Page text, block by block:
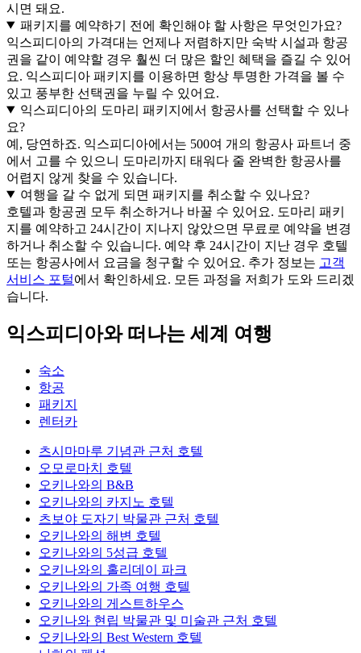
시면 돼요.
패키지를 예약하기 전에 확인해야 할 사항은 무엇인가요?
익스피디아의 가격대는 언제나 저렴하지만 숙박 시설과 항공
권을 같이 예약할 경우 훨씬 더 많은 할인 혜택을 즐길 수 있어
요. 익스피디아 패키지를 이용하면 항상 투명한 가격을 볼 수
있고 풍부한 선택권을 누릴 수 있어요.
익스피디아의 도마리 패키지에서 항공사를 선택할 수 있나
요?
예, 당연하죠. 익스피디아에서는 500여 개의 항공사 파트너 중
에서 고를 수 있으니 도마리까지 태워다 줄 완벽한 항공사를
어렵지 않게 찾을 수 있습니다.
여행을 갈 수 없게 되면 패키지를 취소할 수 있나요?
호텔과 항공권 모두 취소하거나 바꿀 수 있어요. 도마리 패키
지를 예약하고 24시간이 지나지 않았으면 무료로 예약을 변경
하거나 취소할 수 있습니다. 예약 후 24시간이 지난 경우 호텔
또는 항공사에서 요금을 청구할 수 있어요. 추가 정보는 고객
서비스 포털에서 확인하세요. 모든 과정을 저희가 도와 드리겠
습니다.
익스피디아와 떠나는 세계 여행
숙소
항공
패키지
렌터카
츠시마마루 기념관 근처 호텔
오모로마치 호텔
오키나와의 B&B
오키나와의 카지노 호텔
츠보야 도자기 박물관 근처 호텔
오키나와의 해변 호텔
오키나와의 5성급 호텔
오키나와의 홀리데이 파크
오키나와의 가족 여행 호텔
오키나와의 게스트하우스
오키나와 현립 박물관 및 미술관 근처 호텔
오키나와의 Best Western 호텔